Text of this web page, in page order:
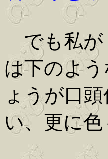
でも私が
は下のよ
ょうが口
い、更に